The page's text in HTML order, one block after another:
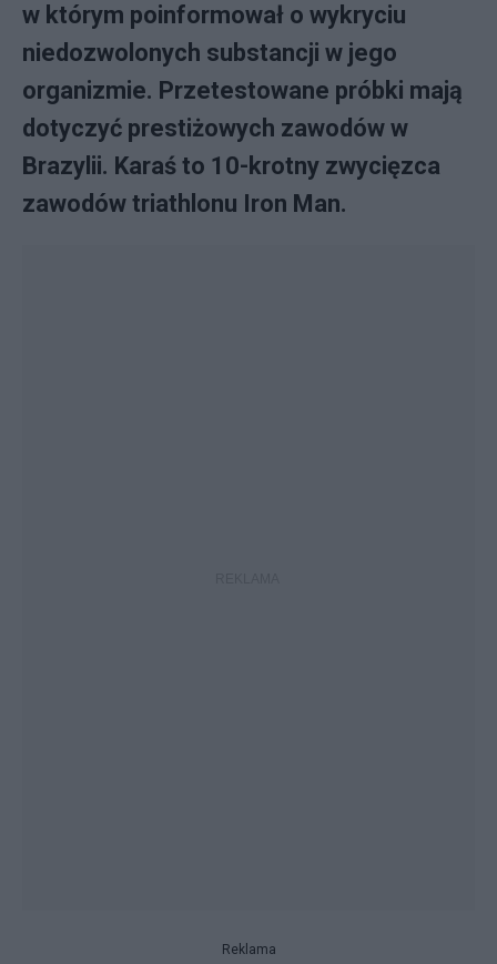
w którym poinformował o wykryciu
niedozwolonych substancji w jego
organizmie. Przetestowane próbki mają
dotyczyć prestiżowych zawodów w
Brazylii. Karaś to 10-krotny zwycięzca
zawodów triathlonu Iron Man.
Reklama